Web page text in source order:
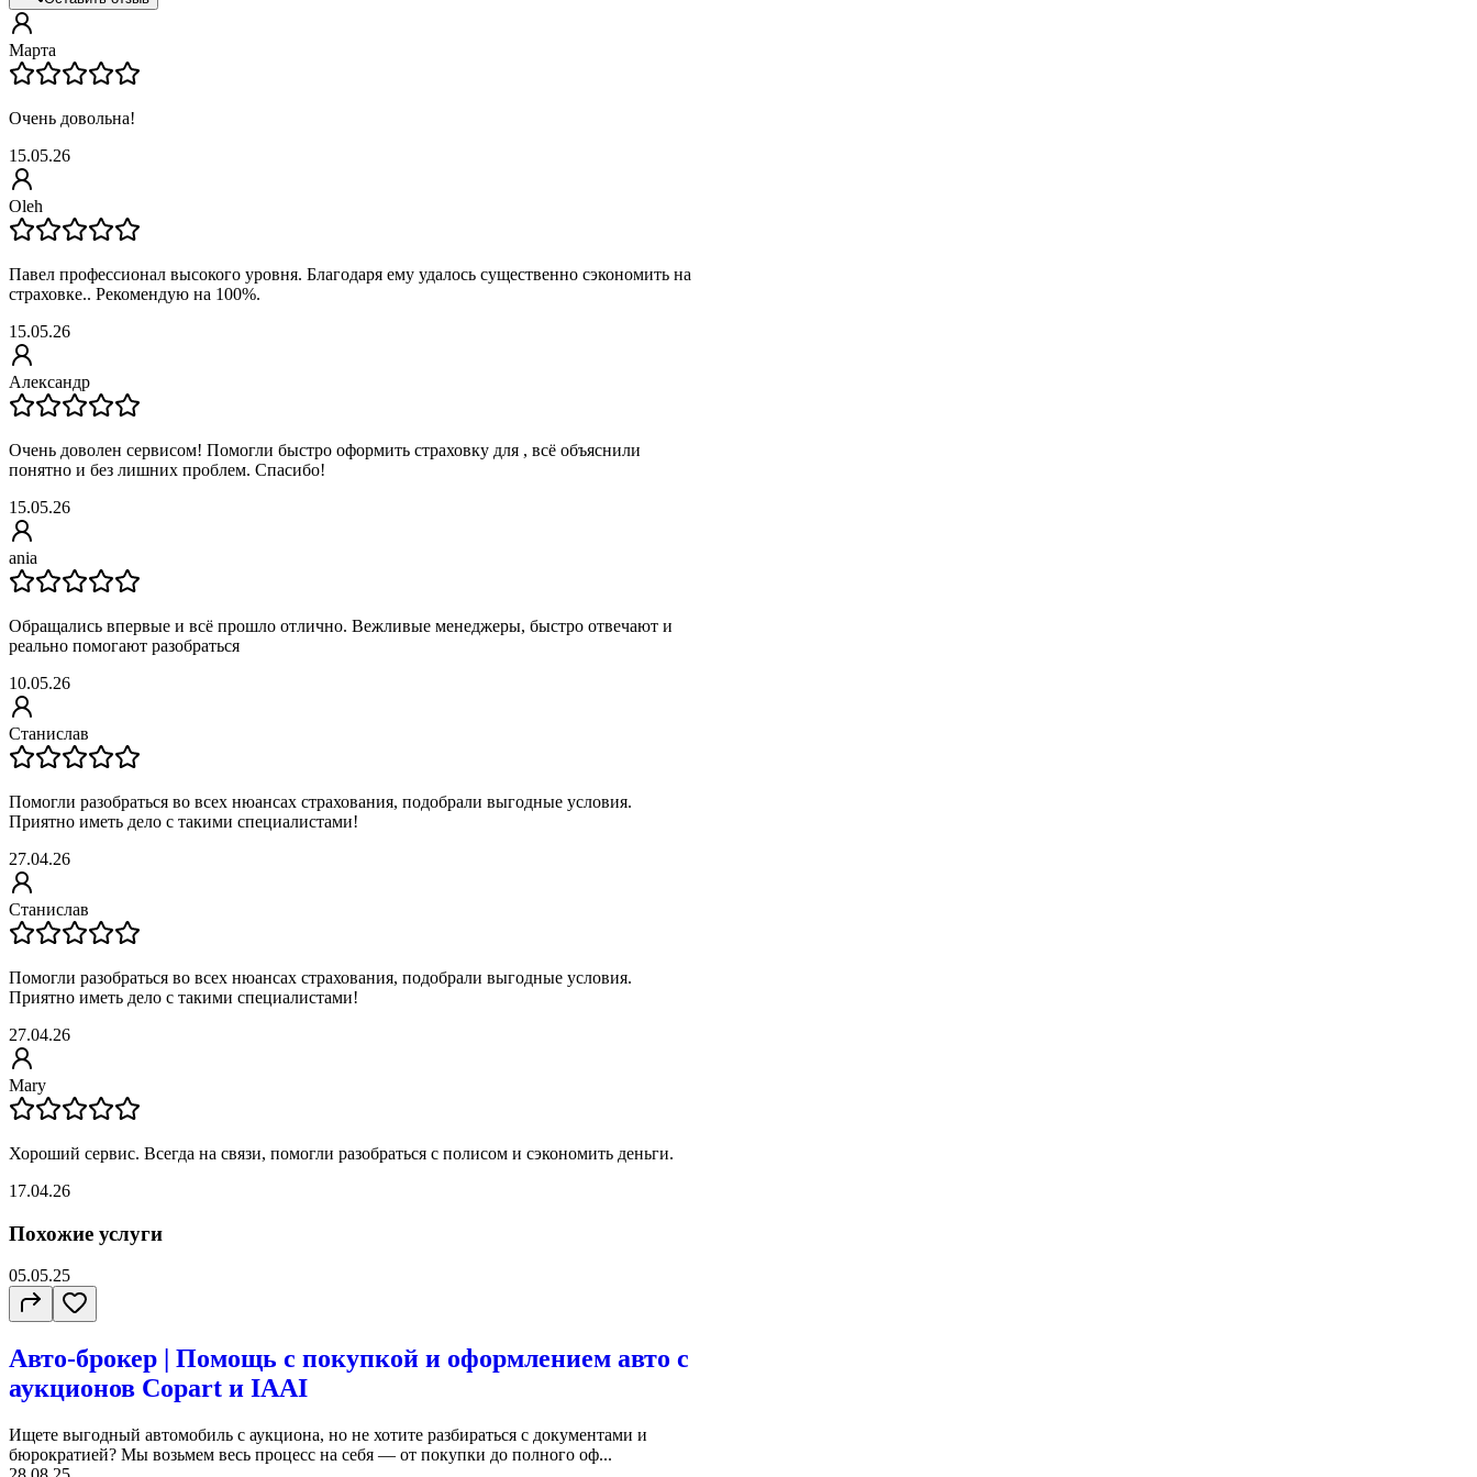
Марта
Очень довольна!
15.05.26
Oleh
Павел профессионал высокого уровня. Благодаря ему удалось существенно сэкономить на
страховке.. Рекомендую на 100%.
15.05.26
Александр
Очень доволен сервисом! Помогли быстро оформить страховку для , всё объяснили
понятно и без лишних проблем. Спасибо!
15.05.26
ania
Обращались впервые и всё прошло отлично. Вежливые менеджеры, быстро отвечают и
реально помогают разобраться
10.05.26
Станислав
Помогли разобраться во всех нюансах страхования, подобрали выгодные условия.
Приятно иметь дело с такими специалистами!
27.04.26
Станислав
Помогли разобраться во всех нюансах страхования, подобрали выгодные условия.
Приятно иметь дело с такими специалистами!
27.04.26
Mary
Хороший сервис. Всегда на связи, помогли разобраться с полисом и сэкономить деньги.
17.04.26
Похожие услуги
05.05.25
Авто-брокер | Помощь с покупкой и оформлением авто с
аукционов Copart и IAAI
Ищете выгодный автомобиль с аукциона, но не хотите разбираться с документами и
бюрократией? Мы возьмем весь процесс на себя — от покупки до полного оф...